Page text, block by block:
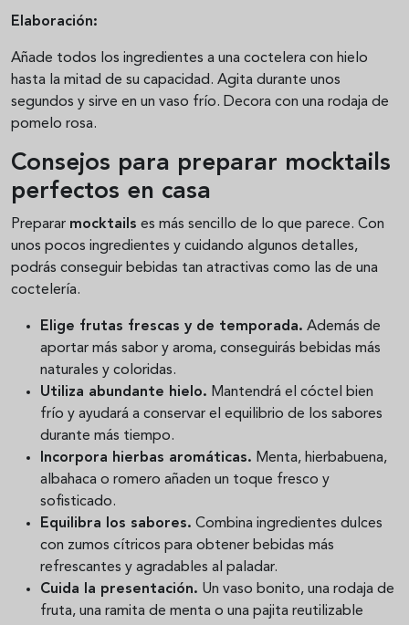
Elaboración:
Añade todos los ingredientes a una coctelera con hielo
hasta la mitad de su capacidad. Agita durante unos
segundos y sirve en un vaso frío. Decora con una rodaja de
pomelo rosa.
Consejos para preparar mocktails
perfectos en casa
Preparar mocktails es más sencillo de lo que parece. Con
unos pocos ingredientes y cuidando algunos detalles,
podrás conseguir bebidas tan atractivas como las de una
coctelería.
Elige frutas frescas y de temporada. Además de
aportar más sabor y aroma, conseguirás bebidas más
naturales y coloridas.
Utiliza abundante hielo. Mantendrá el cóctel bien
frío y ayudará a conservar el equilibrio de los sabores
durante más tiempo.
Incorpora hierbas aromáticas. Menta, hierbabuena,
albahaca o romero añaden un toque fresco y
sofisticado.
Equilibra los sabores. Combina ingredientes dulces
con zumos cítricos para obtener bebidas más
refrescantes y agradables al paladar.
Cuida la presentación. Un vaso bonito, una rodaja de
fruta, una ramita de menta o una pajita reutilizable